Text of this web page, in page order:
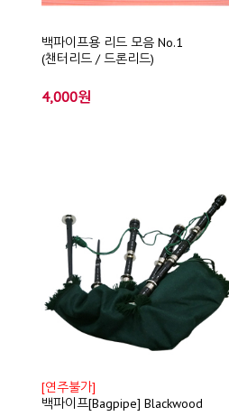
백파이프용 리드 모음 No.1
(챈터리드 / 드론리드)
4,000원
[연주불가]
백파이프[Bagpipe] Blackwood